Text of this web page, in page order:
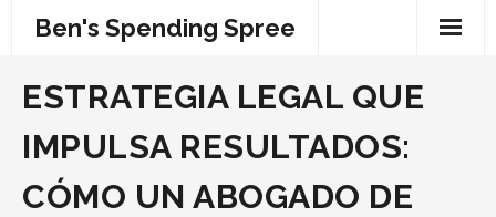
Ben's Spending Spree
ESTRATEGIA LEGAL QUE
IMPULSA RESULTADOS:
CÓMO UN ABOGADO DE